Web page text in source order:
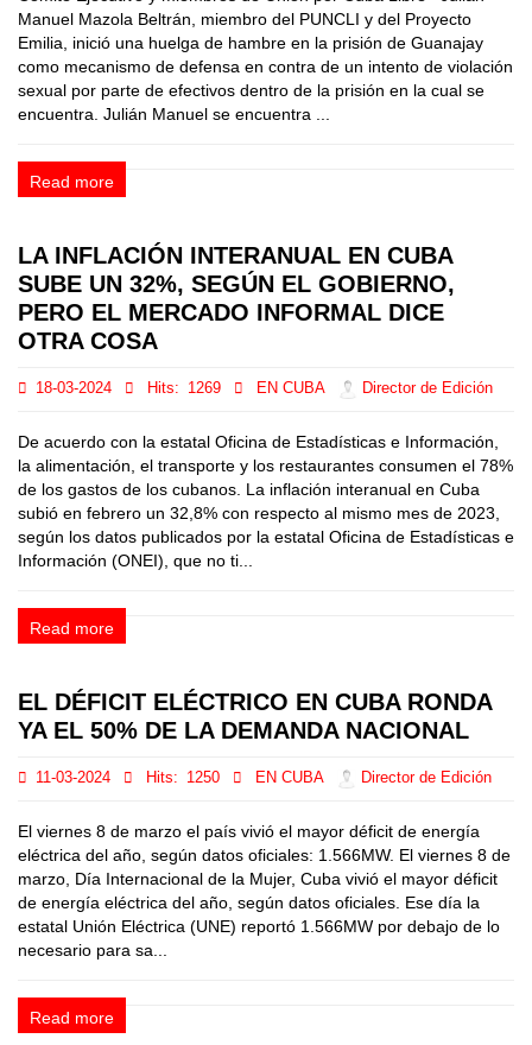
Manuel Mazola Beltrán, miembro del PUNCLI y del Proyecto
Emilia, inició una huelga de hambre en la prisión de Guanajay
como mecanismo de defensa en contra de un intento de violación
sexual por parte de efectivos dentro de la prisión en la cual se
encuentra. Julián Manuel se encuentra ...
Read more
LA INFLACIÓN INTERANUAL EN CUBA
SUBE UN 32%, SEGÚN EL GOBIERNO,
PERO EL MERCADO INFORMAL DICE
OTRA COSA
18-03-2024 Hits: 1269 EN CUBA Director de Edición
De acuerdo con la estatal Oficina de Estadísticas e Información,
la alimentación, el transporte y los restaurantes consumen el 78%
de los gastos de los cubanos. La inflación interanual en Cuba
subió en febrero un 32,8% con respecto al mismo mes de 2023,
según los datos publicados por la estatal Oficina de Estadísticas e
Información (ONEI), que no ti...
Read more
EL DÉFICIT ELÉCTRICO EN CUBA RONDA
YA EL 50% DE LA DEMANDA NACIONAL
11-03-2024 Hits: 1250 EN CUBA Director de Edición
El viernes 8 de marzo el país vivió el mayor déficit de energía
eléctrica del año, según datos oficiales: 1.566MW. El viernes 8 de
marzo, Día Internacional de la Mujer, Cuba vivió el mayor déficit
de energía eléctrica del año, según datos oficiales. Ese día la
estatal Unión Eléctrica (UNE) reportó 1.566MW por debajo de lo
necesario para sa...
Read more